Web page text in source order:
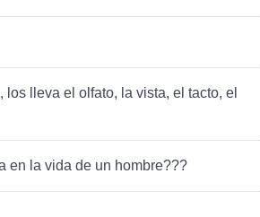
lleva el olfato, la vista, el tacto, el
en la vida de un hombre???